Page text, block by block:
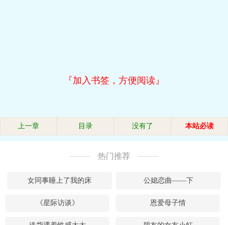
『加入书签，方便阅读』
上一章 目录 没有了 本站必读
热门推荐
女同事睡上了我的床 公媳恋曲——下
《星际访谈》 恩爱母子情